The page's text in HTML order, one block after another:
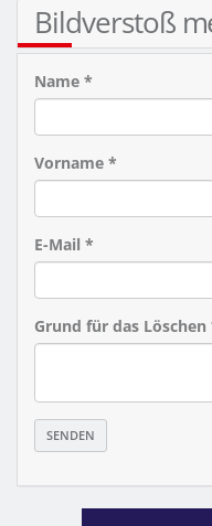
Bildverstoß
Name *
Vorname *
E-Mail *
Grund für das Löschen